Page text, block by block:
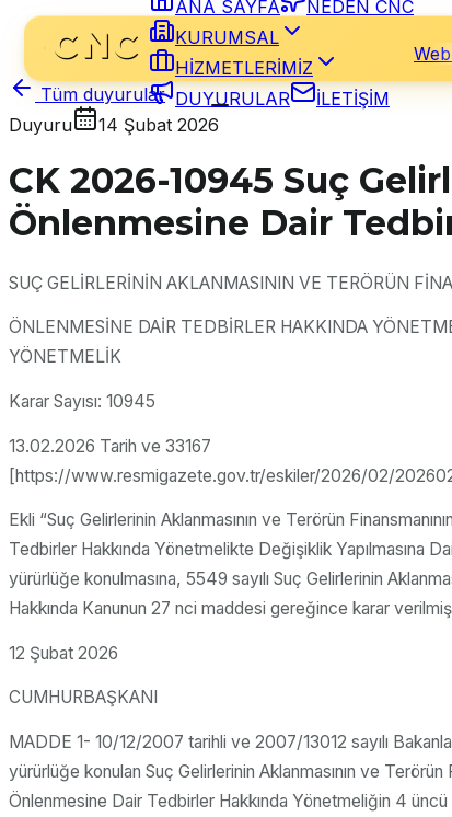
ANA SAYFA
NEDEN CNC
KURUMSAL
HİZMETLERİMİZ
DUYURULAR
İLETİŞİM
Tüm duyurular
Duyuru
14 Şubat 2026
CK 2026-10945 Suç
Önlenmesine Dair
SUÇ GELİRLERİNİN AKLANMASININ VE TERÖRÜN
ÖNLENMESİNE DAİR TEDBİRLER HAKKINDA
YÖNETMELİK
Karar Sayısı: 10945
13.02.2026 Tarih ve 33167
[https://www.resmigazete.gov.tr/eskiler/2026/02/
Ekli “Suç Gelirlerinin Aklanmasının ve Terörün
Tedbirler Hakkında Yönetmelikte Değişiklik Yapılmasına
yürürlüğe konulmasına, 5549 sayılı Suç Gelirlerinin
Hakkında Kanunun 27 nci maddesi gereğince karar
12 Şubat 2026
CUMHURBAŞKANI
MADDE 1- 10/12/2007 tarihli ve 2007/13012 sayılı
yürürlüğe konulan Suç Gelirlerinin Aklanmasının ve Terörün
Önlenmesine Dair Tedbirler Hakkında Yönetmeliğin 4